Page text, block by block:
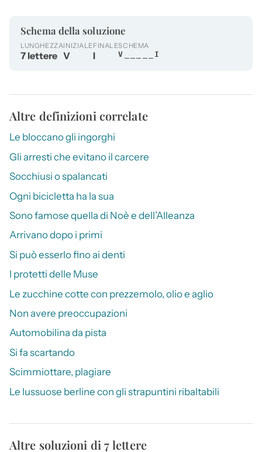
Schema della soluzione
LUNGHEZZA
7 lettere
INIZIALE
V
FINALE
I
SCHEMA
V_____I
Altre definizioni correlate
Le bloccano gli ingorghi
Gli arresti che evitano il carcere
Socchiusi o spalancati
Ogni bicicletta ha la sua
Sono famose quella di Noè e dell’Alleanza
Arrivano dopo i primi
Si può esserlo fino ai denti
I protetti delle Muse
Le zucchine cotte con prezzemolo, olio e aglio
Non avere preoccupazioni
Automobilina da pista
Si fa scartando
Scimmiottare, plagiare
Le lussuose berline con gli strapuntini ribaltabili
Altre soluzioni di 7 lettere